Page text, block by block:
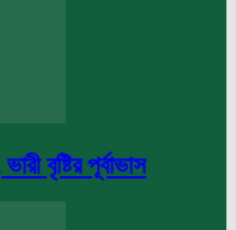
বৃষ্টির পূর্বাভাস